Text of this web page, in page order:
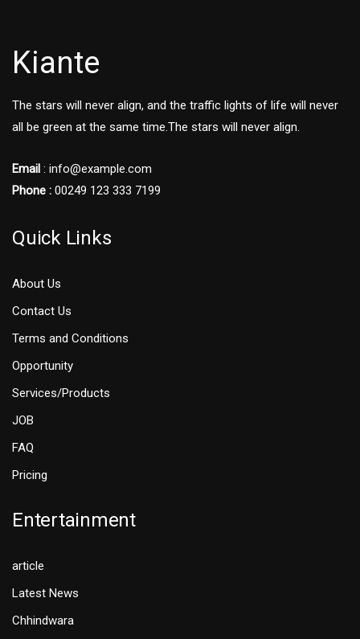
Kiante
The stars will never align, and the traffic lights of life will never
all be green at the same time.The stars will never align.
Email : info@example.com
Phone : 00249 123 333 7199
Quick Links
About Us
Contact Us
Terms and Conditions
Opportunity
Services/Products
JOB
FAQ
Pricing
Entertainment
article
Latest News
Chhindwara